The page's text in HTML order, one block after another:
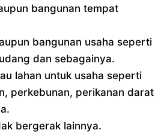
bangunan tempat
bangunan usaha seperti
dan sebagainya.
lahan untuk usaha seperti
perkebunan, perikanan darat
bergerak lainnya.